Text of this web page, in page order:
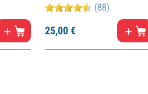
(88)
25,00€